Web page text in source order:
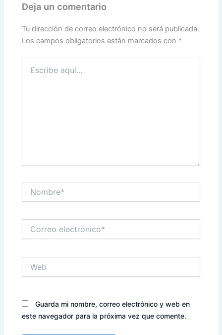
Deja un comentario
Tu dirección de correo electrónico no será publicada.
Los campos obligatorios están marcados con *
aquí...
electrónico*
Guarda mi nombre, correo electrónico y web en
este navegador para la próxima vez que comente.